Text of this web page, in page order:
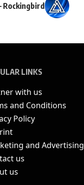
Rockingbird
LINKS
with us
and Conditions
Policy
and Advertising
us
us